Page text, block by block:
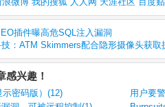
插件曝高危SQL注入漏洞
：ATM Skimmers配合隐形摄像头获取
感兴趣！
密码版）(12)
用户要